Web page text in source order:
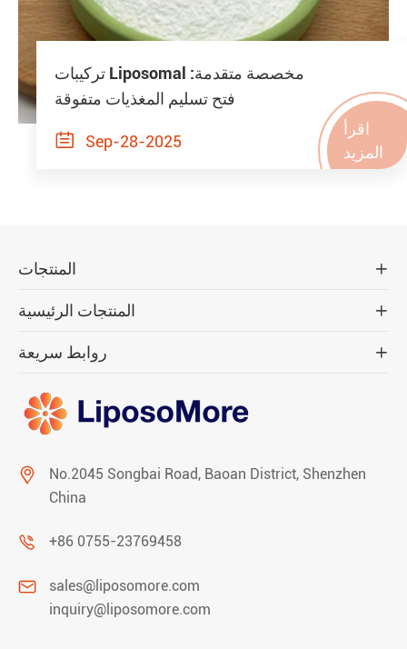
تركيبات Liposomal مخصصة متقدمة:
فتح تسليم المغذيات متفوقة
 Sep-28-2025
اقرأ
المزيد
المنتجات 
المنتجات الرئيسية 
روابط سريعة 

No.2045 Songbai Road, Baoan District, Shenzhen
China
 +86 0755-23769458

sales@liposomore.com
inquiry@liposomore.com